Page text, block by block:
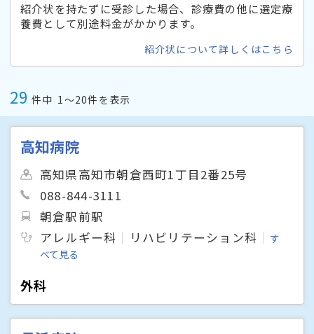
紹介状を持たずに受診した場合、診療費の他に選定療
養費として別途料金がかかります。
紹介状について詳しくはこちら
29 件中 1〜20件を表示
高知病院
高知県高知市朝倉西町1丁目2番25号
088-844-3111
朝倉駅前駅
アレルギー科
リハビリテーション科
す
べて見る
外科